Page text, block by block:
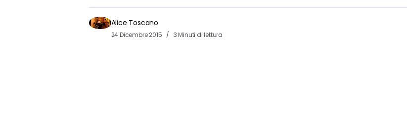
Alice Toscano
24 Dicembre 2015 3 Minuti di lettura